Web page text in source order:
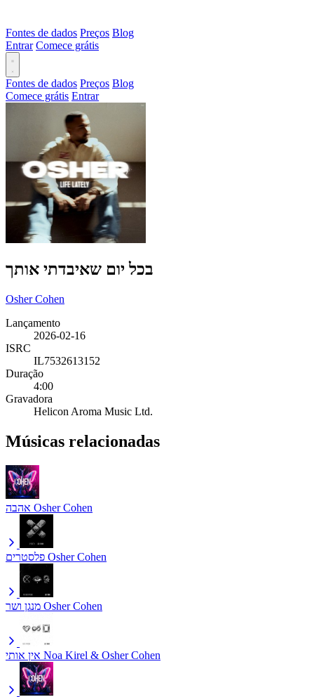
Fontes de dados Preços Blog
Entrar Comece grátis
Fontes de dados Preços Blog
Comece grátis Entrar
בכל יום שאיבדתי אותך
Osher Cohen
Lançamento
2026-02-16
ISRC
IL7532613152
Duração
4:00
Gravadora
Helicon Aroma Music Ltd.
Músicas relacionadas
אהבה Osher Cohen
פלסטרים Osher Cohen
מנגן ושר Osher Cohen
אין אותי Noa Kirel & Osher Cohen